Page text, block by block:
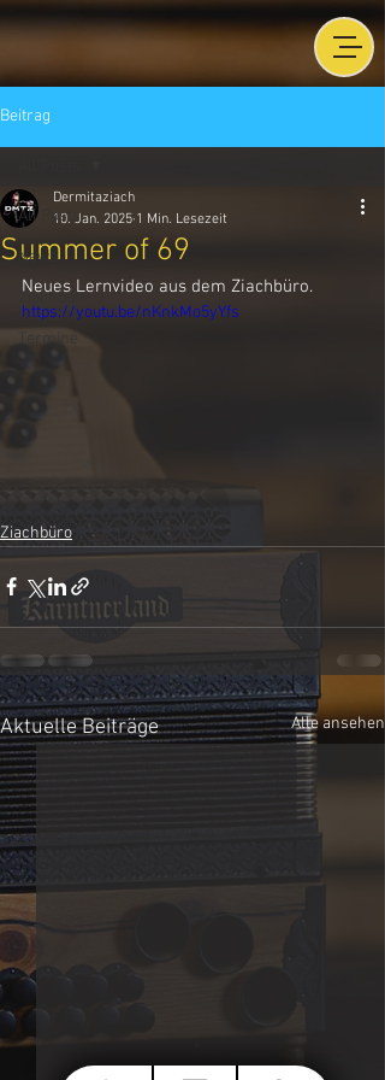
Beitrag
All Posts
News
Ziachbüro
Termine
Summer of 69
Dermitaziach
10. Jan. 2025 1 Min. Lesezeit
Neues Lernvideo aus dem Ziachbüro.
https://youtu.be/nKnkMo5yYfs
Ziachbüro
Aktuelle Beiträge Alle ansehen